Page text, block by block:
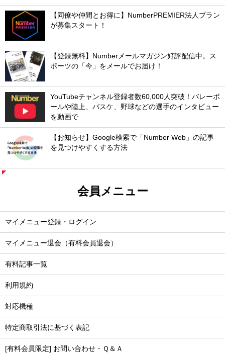
【同僚や仲間とお得に】NumberPREMIER法人プラン
が募集スタート！
【登録無料】Numberメールマガジン好評配信中。ス
ポーツの「今」をメールでお届け！
YouTubeチャンネル登録者数60,000人突破！バレーボ
ールや陸上、バスケ、野球などの選手のインタビュー
を動画で
【お知らせ】Google検索で「Number Web」の記事
を見つけやすくする方法
会員メニュー
マイメニュー登録・ログイン
マイメニュー退会（有料会員退会）
有料記事一覧
利用規約
対応機種
特定商取引法に基づく表記
[有料会員限定] お問い合わせ・Ｑ＆Ａ